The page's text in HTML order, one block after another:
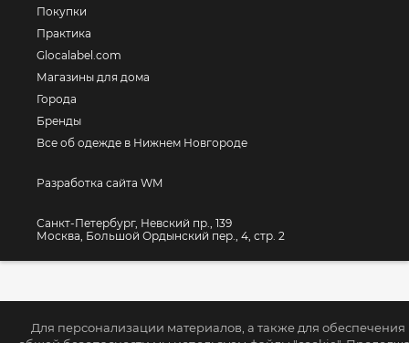
Для персонализации материалов, а также для обеспечения
Покупки
Практика
Glocalabel.com
Магазины для дома
Города
Бренды
Все об одежде в Нижнем Новгороде
Разработка сайта WM
Санкт-Петербург, Невский пр., 139
Москва, Большой Ордынский пер., 4, стр. 2